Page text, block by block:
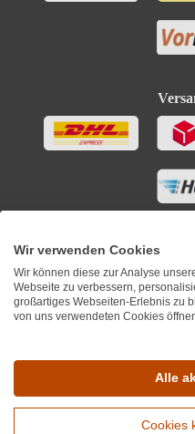
Wir verwenden Cookies
Wir können diese zur Analyse
Webseite zu verbessern,
großartiges Webseiten-Erlebnis zu
von uns verwendeten Cookies
Alle
Cookies